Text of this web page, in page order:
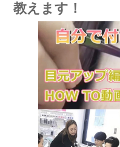
教えます！